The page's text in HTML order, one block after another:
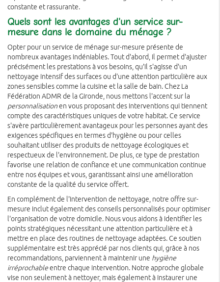
constante et rassurante.
Quels sont les avantages d'un service sur-
mesure dans le domaine du ménage ?
Opter pour un service de ménage sur-mesure présente de
nombreux avantages indéniables. Tout d'abord, il permet d'ajuster
précisément les prestations à vos besoins, qu'il s'agisse d'un
nettoyage intensif des surfaces ou d'une attention particulière aux
zones sensibles comme la cuisine et la salle de bain. Chez La
Fédération ADMR de la Gironde, nous mettons l'accent sur la
personnalisationen vous proposant des interventions qui tiennent
compte des caractéristiques uniques de votre habitat. Ce service
s'avère particulièrement avantageux pour les personnes ayant des
exigences spécifiques en termes d'hygiène ou pour celles
souhaitant utiliser des produits de nettoyage écologiques et
respectueux de l'environnement. De plus, ce type de prestation
favorise une relation de confiance et une communication continue
entre nos équipes et vous, garantissant ainsi une amélioration
constante de la qualité du service offert.
En complément de l'intervention de nettoyage, notre offre sur-
mesure inclut également des conseils personnalisés pour optimiser
l'organisation de votre domicile. Nous vous aidons à identifier les
points stratégiques nécessitant une attention particulière et à
mettre en place des routines de nettoyage adaptées. Ce soutien
supplémentaire est très apprécié par nos clients qui, grâce à nos
recommandations, parviennent à maintenir une hygiène
irréprochableentre chaque intervention. Notre approche globale
vise non seulement à nettoyer, mais également à instaurer une